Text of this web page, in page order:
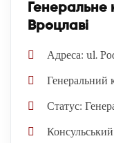
Генеральне
Вроцлаві
Адреса: ul.
Генеральний
Статус: